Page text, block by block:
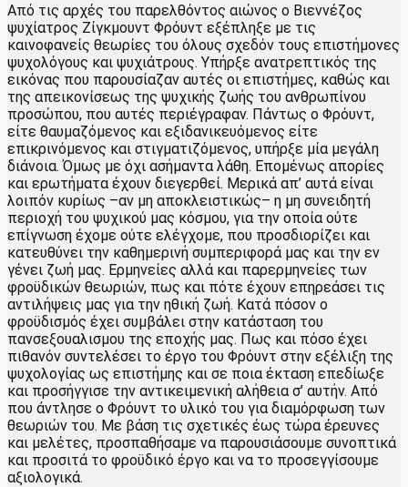
Από τις αρχές του παρελθόντος αιώνος ο Βιεννέζος
ψυχίατρος Ζίγκμουντ Φρόυντ εξέπληξε με τις
καινοφανείς θεωρίες του όλους σχεδόν τους επιστήμονες
ψυχολόγους και ψυχιάτρους. Υπήρξε ανατρεπτικός της
εικόνας που παρουσίαζαν αυτές οι επιστήμες, καθώς και
της απεικονίσεως της ψυχικής ζωής του ανθρωπίνου
προσώπου, που αυτές περιέγραφαν. Πάντως ο Φρόυντ,
είτε θαυμαζόμενος και εξιδανικευόμενος είτε
επικρινόμενος και στιγματιζόμενος, υπήρξε μία μεγάλη
διάνοια. Όμως με όχι ασήμαντα λάθη. Επομένως απορίες
και ερωτήματα έχουν διεγερθεί. Μερικά απ’ αυτά είναι
λοιπόν κυρίως –αν μη αποκλειστικώς– η μη συνειδητή
περιοχή του ψυχικού μας κόσμου, για την οποία ούτε
επίγνωση έχομε ούτε ελέγχομε, που προσδιορίζει και
κατευθύνει την καθημερινή συμπεριφορά μας και την εν
γένει ζωή μας. Ερμηνείες αλλά και παρερμηνείες των
φροϋδικών θεωριών, πως και πότε έχουν επηρεάσει τις
αντιλήψεις μας για την ηθική ζωή. Κατά πόσον ο
φροϋδισμός έχει συμβάλει στην κατάσταση του
πανσεξουαλισμου της εποχής μας. Πως και πόσο έχει
πιθανόν συντελέσει το έργο του Φρόυντ στην εξέλιξη της
ψυχολογίας ως επιστήμης και σε ποια έκταση επεδίωξε
και προσήγγισε την αντικειμενική αλήθεια σ’ αυτήν. Από
που άντλησε ο Φρόυντ το υλικό του για διαμόρφωση των
θεωριών του. Με βάση τις σχετικές έως τώρα έρευνες
και μελέτες, προσπαθήσαμε να παρουσιάσουμε συνοπτικά
και προσιτά το φροϋδικό έργο και να το προσεγγίσουμε
αξιολογικά.